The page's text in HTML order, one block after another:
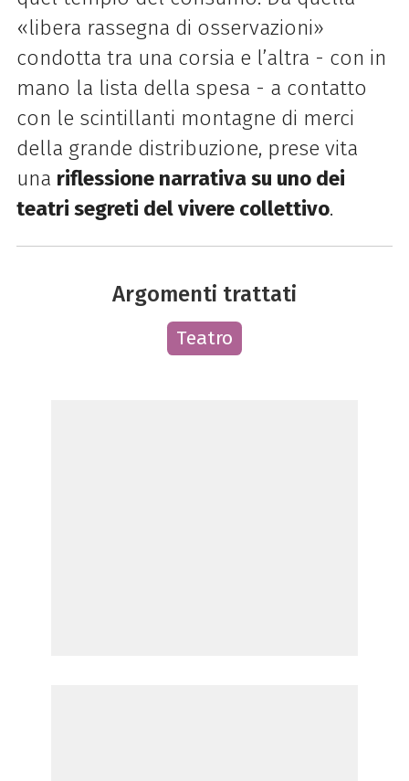
«libera rassegna di osservazioni»
condotta tra una corsia e l’altra - con in
mano la lista della spesa - a contatto
con le scintillanti montagne di merci
della grande distribuzione, prese vita
una riflessione narrativa su uno dei
teatri segreti del vivere collettivo.
Argomenti trattati
Teatro